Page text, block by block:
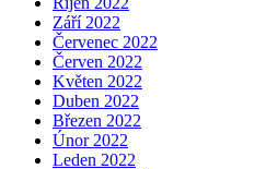
Září 2022
Červenec 2022
Červen 2022
Květen 2022
Duben 2022
Březen 2022
Únor 2022
Leden 2022